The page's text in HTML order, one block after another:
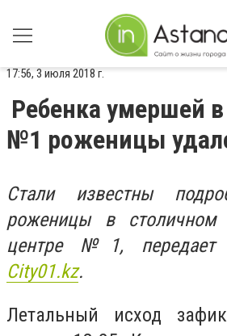
17:56, 3 июля 2018 г.
Ребенка умершей
№1 роженицы
Стали известны
роженицы в столичном
центре №1, передает
Сity01.kz.
Летальный исход